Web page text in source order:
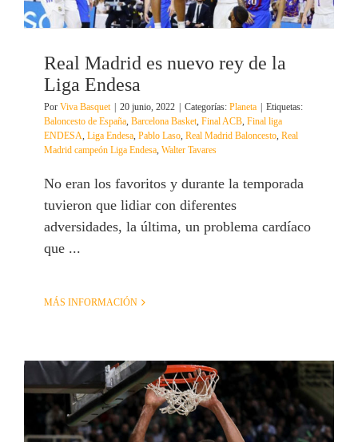
Real Madrid es nuevo rey de la
Liga Endesa
Por Viva Basquet | 20 junio, 2022 | Categorías: Planeta | Etiquetas:
Baloncesto de España Barcelona Basket Final ACB Final liga
ENDESA Liga Endesa Pablo Laso Real Madrid Baloncesto Real
Madrid campeón Liga Endesa Walter Tavares
No eran los favoritos y durante la temporada
tuvieron que lidiar con diferentes
adversidades, la última, un problema cardíaco
que ...
MÁS INFORMACIÓN